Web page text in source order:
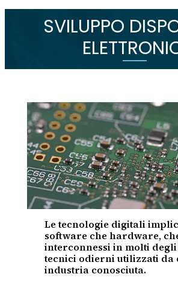
SVILUPPO
Le tecnologie digitali
software che hardware,
interconnessi in molti
tecnici odierni utilizzati da
industria conosciuta.